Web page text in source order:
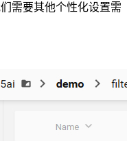
需要其他个性化设置需